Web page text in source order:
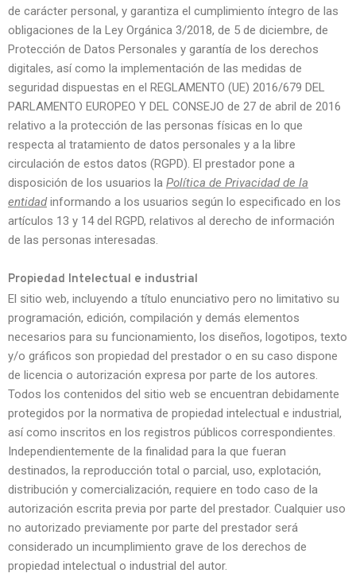
de carácter personal, y garantiza el cumplimiento íntegro de las
obligaciones de la Ley Orgánica 3/2018, de 5 de diciembre, de
Protección de Datos Personales y garantía de los derechos
digitales, así como la implementación de las medidas de
seguridad dispuestas en el REGLAMENTO (UE) 2016/679 DEL
PARLAMENTO EUROPEO Y DEL CONSEJO de 27 de abril de 2016
relativo a la protección de las personas físicas en lo que
respecta al tratamiento de datos personales y a la libre
circulación de estos datos (RGPD). El prestador pone a
disposición de los usuarios la Política de Privacidad de la
entidadinformando a los usuarios según lo especificado en los
artículos 13 y 14 del RGPD, relativos al derecho de información
de las personas interesadas.
Propiedad Intelectual e industrial
El sitio web, incluyendo a título enunciativo pero no limitativo su
programación, edición, compilación y demás elementos
necesarios para su funcionamiento, los diseños, logotipos, texto
y/o gráficos son propiedad del prestador o en su caso dispone
de licencia o autorización expresa por parte de los autores.
Todos los contenidos del sitio web se encuentran debidamente
protegidos por la normativa de propiedad intelectual e industrial,
así como inscritos en los registros públicos correspondientes.
Independientemente de la finalidad para la que fueran
destinados, la reproducción total o parcial, uso, explotación,
distribución y comercialización, requiere en todo caso de la
autorización escrita previa por parte del prestador. Cualquier uso
no autorizado previamente por parte del prestador será
considerado un incumplimiento grave de los derechos de
propiedad intelectual o industrial del autor.